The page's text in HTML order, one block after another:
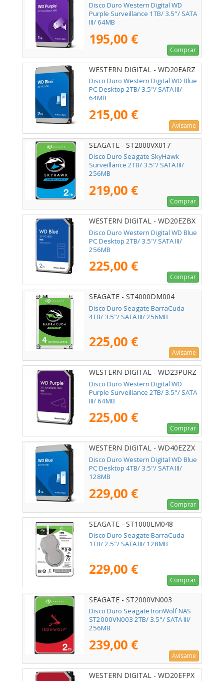
Disco Duro Western Digital WD
Purple Surveillance 1TB/ 3.5"/ SATA
III/ 64MB
195,00 €
Comprar
WESTERN DIGITAL - WD20EARZ
Disco Duro Western Digital WD Blue
PC Desktop 2TB/ 3.5"/ SATA III/
64MB
215,00 €
Avísame
SEAGATE - ST2000VX017
Disco Duro Seagate SkyHawk
Surveillance 2TB/ 3.5"/ SATA III/
256MB
219,00 €
Comprar
WESTERN DIGITAL - WD20EZBX
Disco Duro Western Digital WD Blue
PC Desktop 2TB/ 3.5"/ SATA III/
256MB
225,00 €
Comprar
SEAGATE - ST4000DM004
Disco Duro Seagate BarraCuda
4TB/ 3.5"/ SATA III/ 256MB
225,00 €
Avísame
WESTERN DIGITAL - WD23PURZ
Disco Duro Western Digital WD
Purple Surveillance 2TB/ 3.5"/ SATA
III/ 64MB
225,00 €
Comprar
WESTERN DIGITAL - WD40EZZX
Disco Duro Western Digital WD Blue
PC Desktop 4TB/ 3.5"/ SATA III/
128MB
229,00 €
Comprar
SEAGATE - ST1000LM048
Disco Duro Seagate BarraCuda
1TB/ 2.5"/ SATA III/ 128MB
229,00 €
Comprar
SEAGATE - ST2000VN003
Disco Duro Seagate IronWolf NAS
ST2000VN003 2TB/ 3.5"/ SATA III/
256MB
239,00 €
Avísame
WESTERN DIGITAL - WD20EFPX